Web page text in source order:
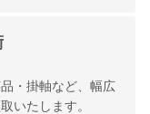
・掛軸など、幅広
いたします。